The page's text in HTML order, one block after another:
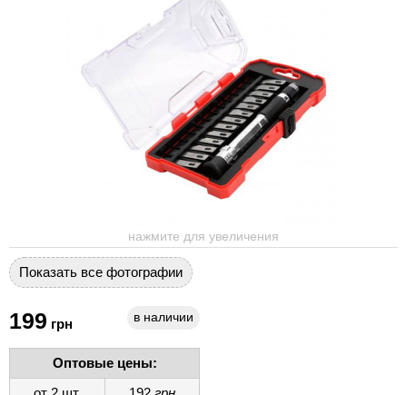
нажмите для увеличения
Показать все фотографии
199 грн в наличии
Оптовые цены: